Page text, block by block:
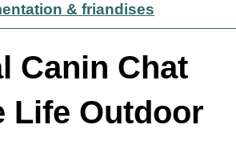
& friandises
Canin Chat
Life Outdoor